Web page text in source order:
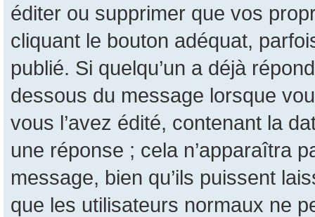
éditer ou supprimer que vos
cliquant le bouton adéquat,
publié. Si quelqu’un a déjà
dessous du message lorsque
vous l’avez édité, contenant la
une réponse ; cela n’apparaîtra
message, bien qu’ils puissent
que les utilisateurs normaux ne